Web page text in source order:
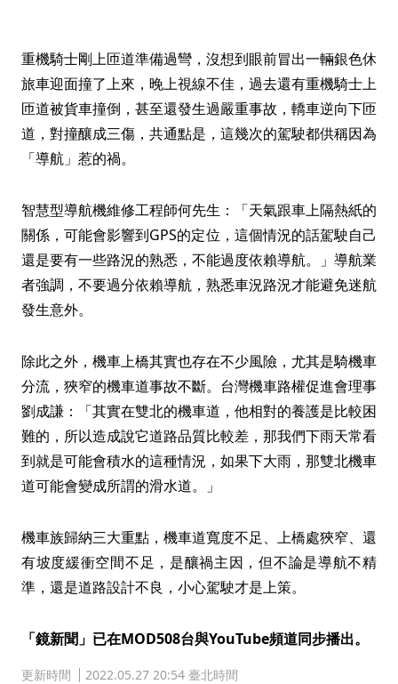
重機騎士剛上匝道準備過彎，沒想到眼前冒出一輛銀色休
旅車迎面撞了上來，晚上視線不佳，過去還有重機騎士上
匝道被貨車撞倒，甚至還發生過嚴重事故，轎車逆向下匝
道，對撞釀成三傷，共通點是，這幾次的駕駛都供稱因為
「導航」惹的禍。
智慧型導航機維修工程師何先生：「天氣跟車上隔熱紙的
關係，可能會影響到GPS的定位，這個情況的話駕駛自己
還是要有一些路況的熟悉，不能過度依賴導航。」導航業
者強調，不要過分依賴導航，熟悉車況路況才能避免迷航
發生意外。
除此之外，機車上橋其實也存在不少風險，尤其是騎機車
分流，狹窄的機車道事故不斷。台灣機車路權促進會理事
劉成謙：「其實在雙北的機車道，他相對的養護是比較困
難的，所以造成說它道路品質比較差，那我們下雨天常看
到就是可能會積水的這種情況，如果下大雨，那雙北機車
道可能會變成所謂的滑水道。」
機車族歸納三大重點，機車道寬度不足、上橋處狹窄、還
有坡度緩衝空間不足，是釀禍主因，但不論是導航不精
準，還是道路設計不良，小心駕駛才是上策。
「鏡新聞」已在MOD508台與YouTube頻道同步播出。
更新時間 2022.05.27 20:54 臺北時間